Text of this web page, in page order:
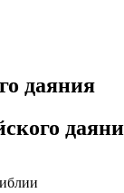
даяния